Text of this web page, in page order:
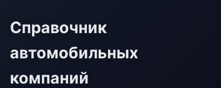
Справочник
автомобильных
компаний